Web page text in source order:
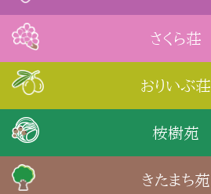
さくら荘
おりいぶ荘
桉樹苑
きたまち苑